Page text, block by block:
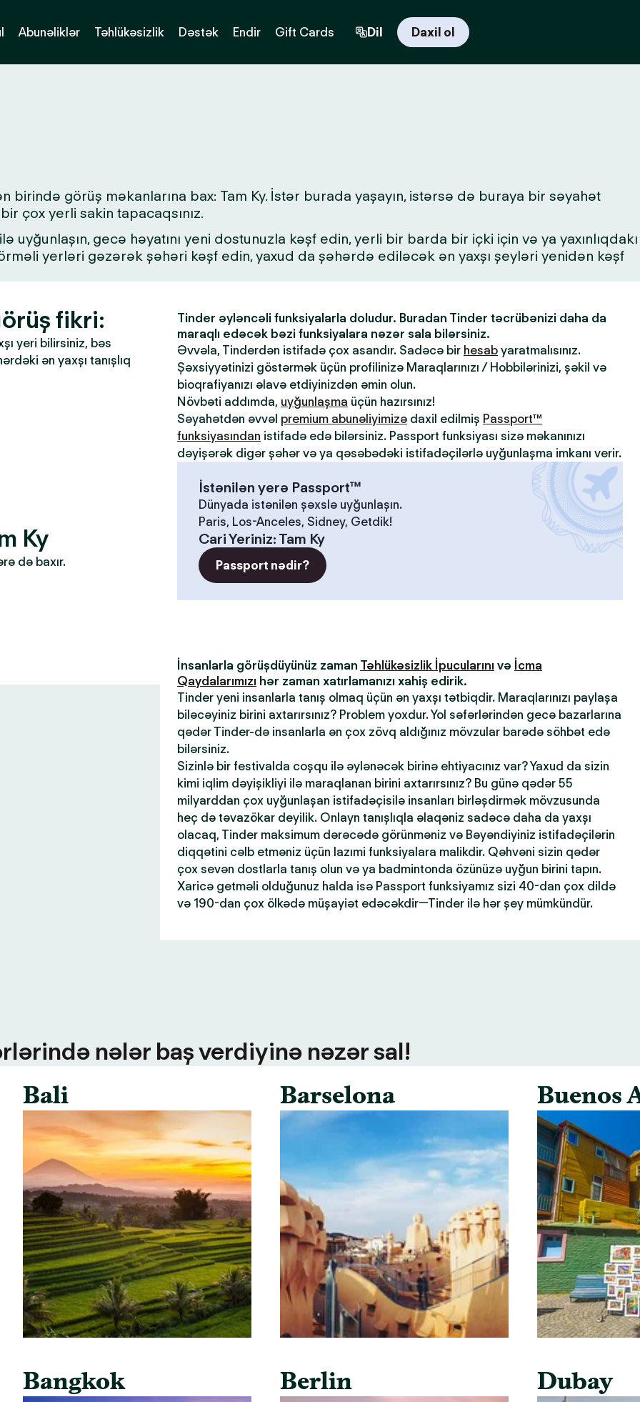
Abunəliklər Təhlükəsizlik Dəstək Endir Gift Cards Dil Daxil ol
birində görüş məkanlarına bax: Tam Ky. İstər burada yaşayın, istərsə də buraya bir səyahət
çox yerli sakin tapacaqsınız.
uyğunlaşın, gecə həyatını yeni dostunuzla kəşf edin, yerli bir barda bir içki için və ya yaxınlıqdakı
yerləri gəzərək şəhəri kəşf edin, yaxud da şəhərdə ediləcək ən yaxşı şeyləri yenidən kəşf
fikri:
yeri bilirsiniz, bəs
ən yaxşı tanışlıq
Ky
də baxır.
Tinder əyləncəli funksiyalarla doludur. Buradan Tinder təcrübənizi daha da
maraqlı edəcək bəzi funksiyalara nəzər sala bilərsiniz.
Əvvəla, Tinderdən istifadə çox asandır. Sadəcə bir hesab yaratmalısınız.
Şəxsiyyətinizi göstərmək üçün profilinizə Maraqlarınızı / Hobbilərinizi, şəkil və
bioqrafiyanızı əlavə etdiyinizdən əmin olun.
Növbəti addımda, uyğunlaşma üçün hazırsınız!
Səyahətdən əvvəl premium abunəliyimizə daxil edilmiş Passport™
funksiyasından istifadə edə bilərsiniz. Passport funksiyası sizə məkanınızı
dəyişərək digər şəhər və ya qəsəbədəki istifadəçilərlə uyğunlaşma imkanı verir.
İstənilən yerə Passport™
Dünyada istənilən şəxslə uyğunlaşın.
Paris, Los-Anceles, Sidney, Getdik!
Cari Yeriniz: Tam Ky
Passport nədir?
İnsanlarla görüşdüyünüz zaman Təhlükəsizlik İpucularını və İcma
Qaydalarımızı hər zaman xatırlamanızı xahiş edirik.
Tinder yeni insanlarla tanış olmaq üçün ən yaxşı tətbiqdir. Maraqlarınızı paylaşa
biləcəyiniz birini axtarırsınız? Problem yoxdur. Yol səfərlərindən gecə bazarlarına
qədər Tinder-də insanlarla ən çox zövq aldığınız mövzular barədə söhbət edə
bilərsiniz.
Sizinlə bir festivalda coşqu ilə əylənəcək birinə ehtiyacınız var? Yaxud da sizin
kimi iqlim dəyişikliyi ilə maraqlanan birini axtarırsınız? Bu günə qədər 55
milyarddan çox uyğunlaşan istifadəçisilə insanları birləşdirmək mövzusunda
heç də təvazökar deyilik. Onlayn tanışlıqla əlaqəniz sadəcə daha da yaxşı
olacaq, Tinder maksimum dərəcədə görünməniz və Bəyəndiyiniz istifadəçilərin
diqqətini cəlb etməniz üçün lazımi funksiyalara malikdir. Qəhvəni sizin qədər
çox sevən dostlarla tanış olun və ya badmintonda özünüzə uyğun birini tapın.
Xaricə getməli olduğunuz halda isə Passport funksiyamız sizi 40-dan çox dildə
və 190-dan çox ölkədə müşayiət edəcəkdir—Tinder ilə hər şey mümkündür.
nələr baş verdiyinə nəzər sal!
Bali
Bangkok
Barselona
Berlin
Buenos
Dubay